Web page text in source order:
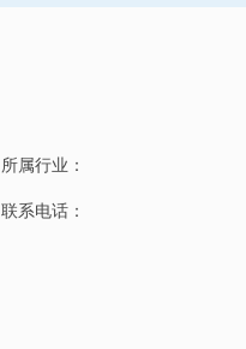
所属行业：
联系电话：